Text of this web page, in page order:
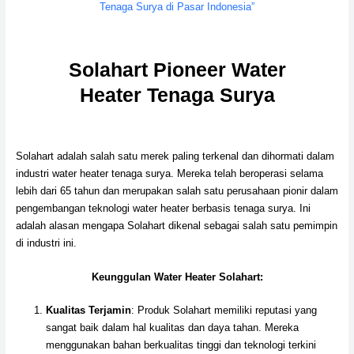
Tenaga Surya di Pasar Indonesia”
Solahart Pioneer Water
Heater Tenaga Surya
Solahart adalah salah satu merek paling terkenal dan dihormati dalam
industri water heater tenaga surya. Mereka telah beroperasi selama
lebih dari 65 tahun dan merupakan salah satu perusahaan pionir dalam
pengembangan teknologi water heater berbasis tenaga surya. Ini
adalah alasan mengapa Solahart dikenal sebagai salah satu pemimpin
di industri ini.
Keunggulan Water Heater Solahart:
Kualitas Terjamin: Produk Solahart memiliki reputasi yang
sangat baik dalam hal kualitas dan daya tahan. Mereka
menggunakan bahan berkualitas tinggi dan teknologi terkini